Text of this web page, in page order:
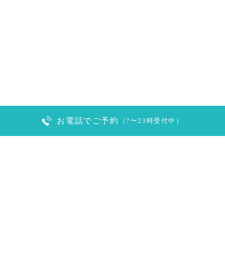
お電話でご予約 （7〜23時受付中）